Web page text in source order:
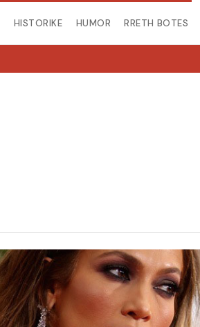
HISTORIKE HUMOR RRETH BOTES